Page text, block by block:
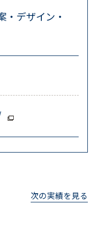
・デザイン・
次の実績を見る